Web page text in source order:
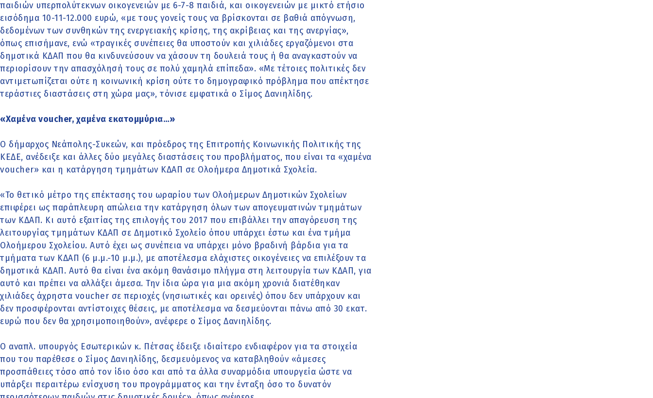
παιδιών υπερπολύτεκνων οικογενειών με 6-7-8 παιδιά, και οικογενειών με μικτό ετήσιο
εισόδημα 10-11-12.000 ευρώ, «με τους γονείς τους να βρίσκονται σε βαθιά απόγνωση,
δεδομένων των συνθηκών της ενεργειακής κρίσης, της ακρίβειας και της ανεργίας»,
όπως επισήμανε, ενώ «τραγικές συνέπειες θα υποστούν και χιλιάδες εργαζόμενοι στα
δημοτικά ΚΔΑΠ που θα κινδυνεύσουν να χάσουν τη δουλειά τους ή θα αναγκαστούν να
περιορίσουν την απασχόλησή τους σε πολύ χαμηλά επίπεδα». «Με τέτοιες πολιτικές δεν
αντιμετωπίζεται ούτε η κοινωνική κρίση ούτε το δημογραφικό πρόβλημα που απέκτησε
τεράστιες διαστάσεις στη χώρα μας», τόνισε εμφατικά ο Σίμος Δανιηλίδης.
«Χαμένα voucher, χαμένα εκατομμύρια…»
Ο δήμαρχος Νεάπολης-Συκεών, και πρόεδρος της Επιτροπής Κοινωνικής Πολιτικής της
ΚΕΔΕ, ανέδειξε και άλλες δύο μεγάλες διαστάσεις του προβλήματος, που είναι τα «χαμένα
voucher» και η κατάργηση τμημάτων ΚΔΑΠ σε Ολοήμερα Δημοτικά Σχολεία.
«Το θετικό μέτρο της επέκτασης του ωραρίου των Ολοήμερων Δημοτικών Σχολείων
επιφέρει ως παράπλευρη απώλεια την κατάργηση όλων των απογευματινών τμημάτων
των ΚΔΑΠ. Κι αυτό εξαιτίας της επιλογής του 2017 που επιβάλλει την απαγόρευση της
λειτουργίας τμημάτων ΚΔΑΠ σε Δημοτικό Σχολείο όπου υπάρχει έστω και ένα τμήμα
Ολοήμερου Σχολείου. Αυτό έχει ως συνέπεια να υπάρχει μόνο βραδινή βάρδια για τα
τμήματα των ΚΔΑΠ (6 μ.μ.-10 μ.μ.), με αποτέλεσμα ελάχιστες οικογένειες να επιλέξουν τα
δημοτικά ΚΔΑΠ. Αυτό θα είναι ένα ακόμη θανάσιμο πλήγμα στη λειτουργία των ΚΔΑΠ, για
αυτό και πρέπει να αλλάξει άμεσα. Την ίδια ώρα για μια ακόμη χρονιά διατέθηκαν
χιλιάδες άχρηστα voucher σε περιοχές (νησιωτικές και ορεινές) όπου δεν υπάρχουν και
δεν προσφέρονται αντίστοιχες θέσεις, με αποτέλεσμα να δεσμεύονται πάνω από 30 εκατ.
ευρώ που δεν θα χρησιμοποιηθούν», ανέφερε ο Σίμος Δανιηλίδης.
Ο αναπλ. υπουργός Εσωτερικών κ. Πέτσας έδειξε ιδιαίτερο ενδιαφέρον για τα στοιχεία
που του παρέθεσε ο Σίμος Δανιηλίδης, δεσμευόμενος να καταβληθούν «άμεσες
προσπάθειες τόσο από τον ίδιο όσο και από τα άλλα συναρμόδια υπουργεία ώστε να
υπάρξει περαιτέρω ενίσχυση του προγράμματος και την ένταξη όσο το δυνατόν